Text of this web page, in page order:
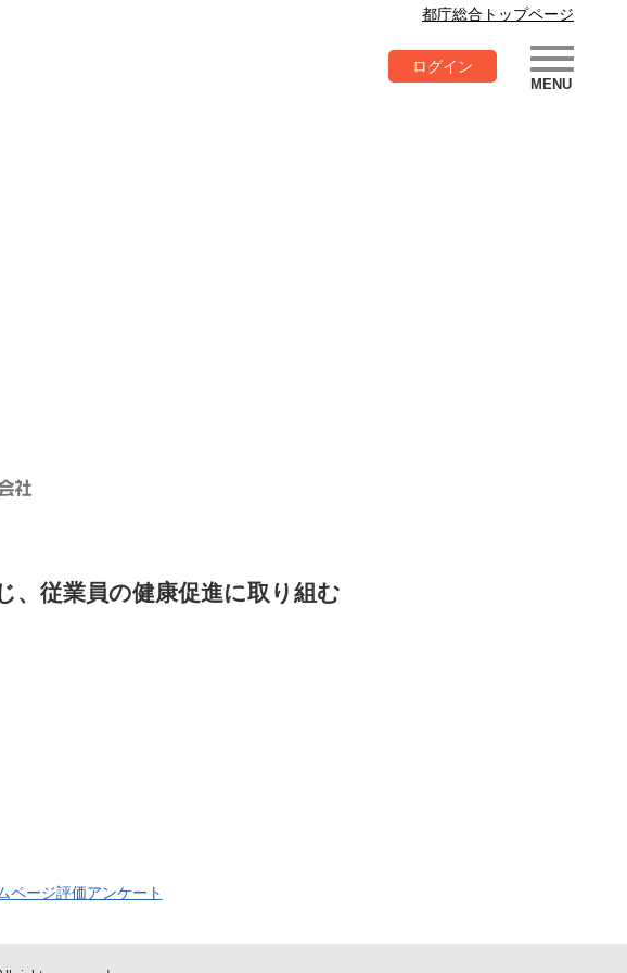
都庁総合トップページ
ログイン
、従業員の健康促進に取り組む
ページ評価アンケート